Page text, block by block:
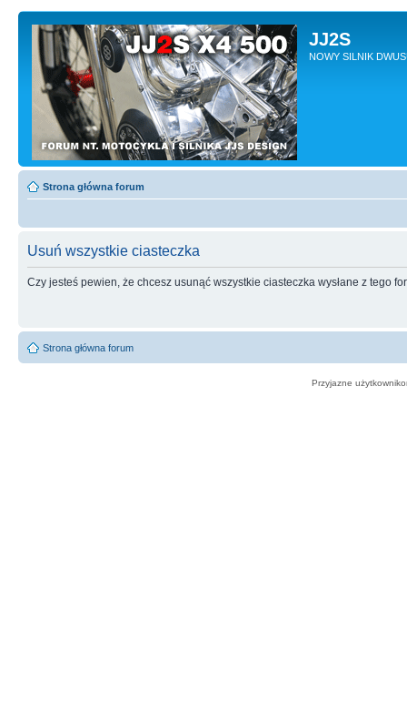
JJ2S
NOWY SILNIK
Strona główna forum
Usuń wszystkie ciasteczka
Czy jesteś pewien, że chcesz usunąć wszystkie ciasteczka wysłane z tego
Strona główna forum
Przyjazne